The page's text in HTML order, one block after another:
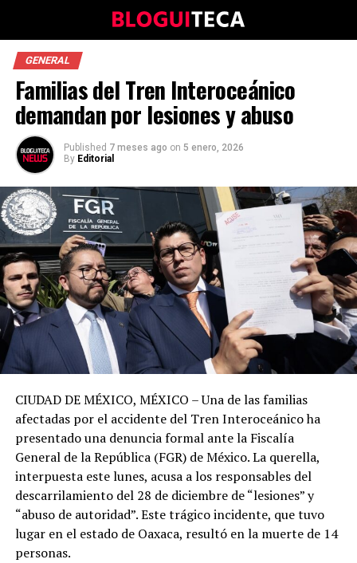
GENERAL
Familias del Tren Interoceánico
demandan por lesiones y abuso
Published 7 meses ago on 5 enero, 2026
By Editorial
CIUDAD DE MÉXICO, MÉXICO – Una de las familias
afectadas por el accidente del Tren Interoceánico ha
presentado una denuncia formal ante la Fiscalía
General de la República (FGR) de México. La querella,
interpuesta este lunes, acusa a los responsables del
descarrilamiento del 28 de diciembre de “lesiones” y
“abuso de autoridad”. Este trágico incidente, que tuvo
lugar en el estado de Oaxaca, resultó en la muerte de 14
personas.